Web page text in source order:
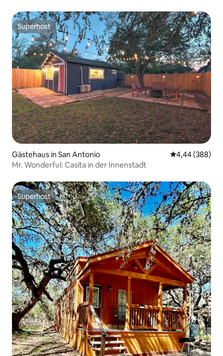
Superhost
Superhost
Gästehaus in San Antonio
4,44 (388)
Mr. Wonderful: Casita in der Innenstadt
Superhost
Superhost